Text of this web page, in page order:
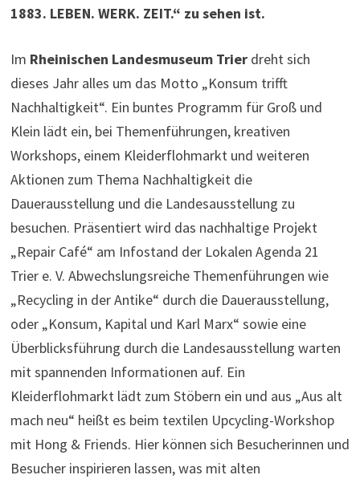
1883. LEBEN. WERK. ZEIT.“ zu sehen ist.
Im Rheinischen Landesmuseum Trierdreht sich
dieses Jahr alles um das Motto „Konsum trifft
Nachhaltigkeit“. Ein buntes Programm für Groß und
Klein lädt ein, bei Themenführungen, kreativen
Workshops, einem Kleiderflohmarkt und weiteren
Aktionen zum Thema Nachhaltigkeit die
Dauerausstellung und die Landesausstellung zu
besuchen. Präsentiert wird das nachhaltige Projekt
„Repair Café“ am Infostand der Lokalen Agenda 21
Trier e. V. Abwechslungsreiche Themenführungen wie
„Recycling in der Antike“ durch die Dauerausstellung,
oder „Konsum, Kapital und Karl Marx“ sowie eine
Überblicksführung durch die Landesausstellung warten
mit spannenden Informationen auf. Ein
Kleiderflohmarkt lädt zum Stöbern ein und aus „Aus alt
mach neu“ heißt es beim textilen Upcycling-Workshop
mit Hong & Friends. Hier können sich Besucherinnen und
Besucher inspirieren lassen, was mit alten